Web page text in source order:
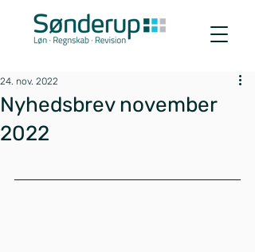
Nyhedsbrev november
2022
24. nov. 2022